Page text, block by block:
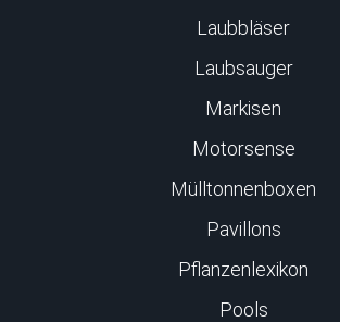
Laubbläser
Laubsauger
Markisen
Motorsense
Mülltonnenboxen
Pavillons
Pflanzenlexikon
Pools